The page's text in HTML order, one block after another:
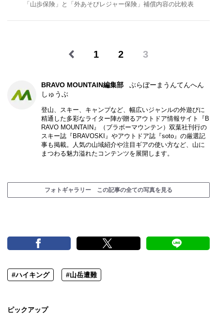
「山歩保険」と「外あそびレジャー保険」補償内容の比較表
1 2 3
BRAVO MOUNTAIN編集部
ぶらぼーまうんてんへん
しゅうぶ
登山、スキー、キャンプなど、幅広いジャンルの外遊びに
精通した多彩なライター陣が贈るアウトドア情報サイト『B
RAVO MOUNTAIN』（ブラボーマウンテン）双葉社刊行の
スキー誌『BRAVOSKI』やアウトドア誌『soto』の厳選記
事も掲載。人気の山域紹介や注目ギアの使い方など、山に
まつわる魅力溢れたコンテンツを展開します。
フォトギャラリー この記事の全ての写真を見る
#ハイキング #山岳遭難
ピックアップ